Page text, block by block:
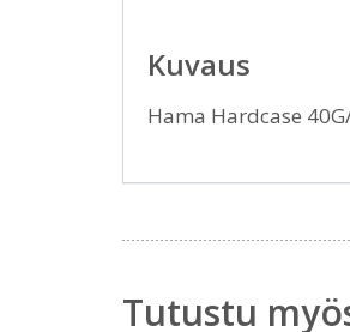
Kuvaus
Hama Hardcase
Tutustu